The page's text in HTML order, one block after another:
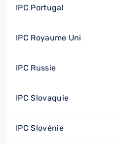
IPC Portugal
IPC Royaume Uni
IPC Russie
IPC Slovaquie
IPC Slovénie